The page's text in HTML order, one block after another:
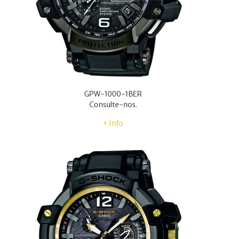
GPW-1000-1BER
Consulte-nos.
+ Info